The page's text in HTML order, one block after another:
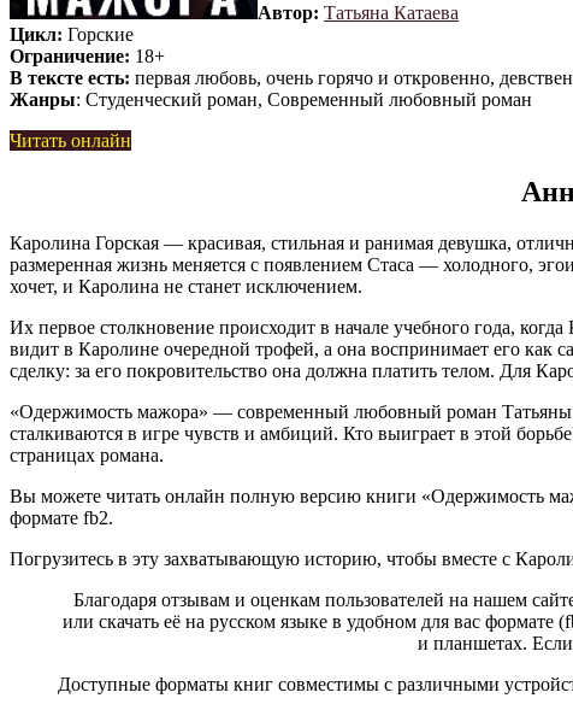
Автор: Татьяна Катаева
Цикл: Горские
Ограничение: 18+
В тексте есть: первая любовь, очень горячо и откровенно,
Жанры: Студенческий роман, Современный любовный роман
Читать онлайн
Каролина Горская — красивая, стильная и ранимая девушка,
размеренная жизнь меняется с появлением Стаса — холодного,
хочет, и Каролина не станет исключением.
Их первое столкновение происходит в начале учебного года,
видит в Каролине очередной трофей, а она воспринимает его как
сделку: за его покровительство она должна платить телом. Для
«Одержимость мажора» — современный любовный роман Татьяны
сталкиваются в игре чувств и амбиций. Кто выиграет в этой
страницах романа.
Вы можете читать онлайн полную версию книги «Одержимость
формате fb2.
Погрузитесь в эту захватывающую историю, чтобы вместе с
Благодаря отзывам и оценкам пользователей на нашем
или скачать её на русском языке в удобном для вас
и планшетах.
Доступные форматы книг совместимы с различными